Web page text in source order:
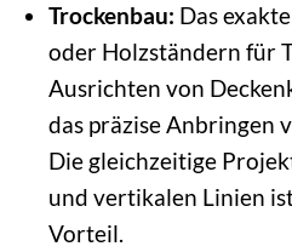
Trockenbau: Das
oder Holzständern für
Ausrichten von
das präzise Anbringen
Die gleichzeitige
und vertikalen Linien
Vorteil.